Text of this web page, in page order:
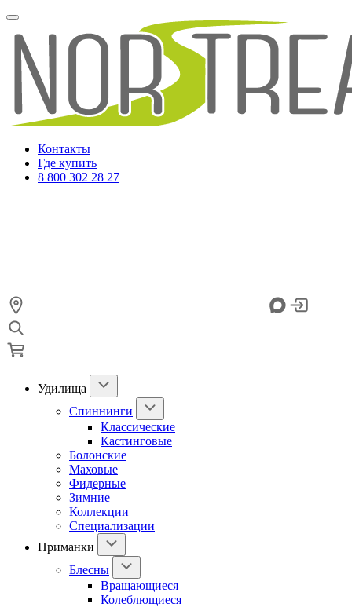
Контакты
Где купить
8 800 302 28 27
Удилища
Спиннинги
Классические
Кастинговые
Болонские
Маховые
Фидерные
Зимние
Коллекции
Специализации
Приманки
Блесны
Вращающиеся
Колеблющиеся